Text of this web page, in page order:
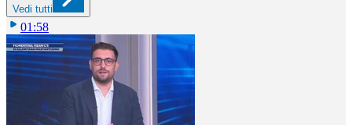
Vedi tutti
01:58